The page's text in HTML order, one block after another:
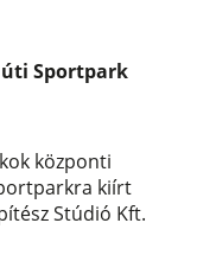
Sportpark
központi
kiírt
Stúdió Kft.